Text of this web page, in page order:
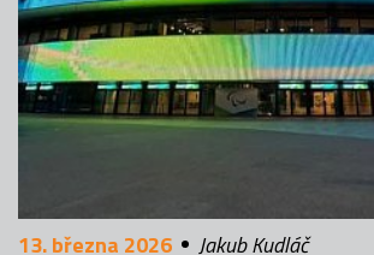
13. března 2026 Jakub Kudláč